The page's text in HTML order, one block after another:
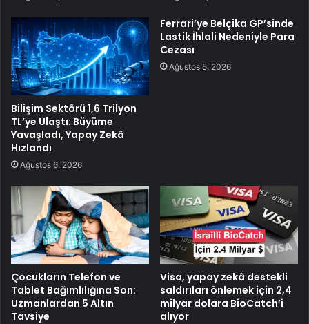
Bilişim Sektörü 1,6 Trilyon
TL’ye Ulaştı: Büyüme
Yavaşladı, Yapay Zekâ
Hızlandı
Ağustos 6, 2026
Ferrari’ye Belçika GP’sinde
Lastik İhlali Nedeniyle Para
Cezası
Ağustos 5, 2026
Çocukların Telefon ve
Tablet Bağımlılığına Son:
Uzmanlardan 5 Altın
Tavsiye
Visa, yapay zekâ destekli
saldırıları önlemek için 2,4
milyar dolara BioCatch’i
alıyor